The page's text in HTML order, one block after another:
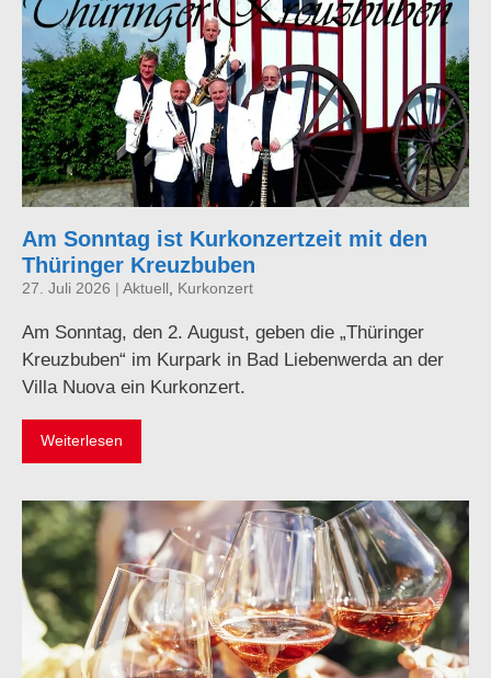
Am Sonntag ist Kurkonzertzeit mit den
Thüringer Kreuzbuben
27. Juli 2026 | Aktuell Kurkonzert
Am Sonntag, den 2. August, geben die „Thüringer
Kreuzbuben“ im Kurpark in Bad Liebenwerda an der
Villa Nuova ein Kurkonzert.
Weiterlesen